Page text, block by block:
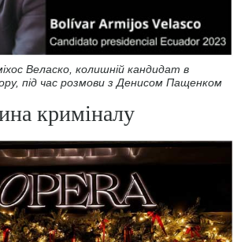
Веласко, колишній кандидат в
під час розмови з Денисом Пащенком
криміналу